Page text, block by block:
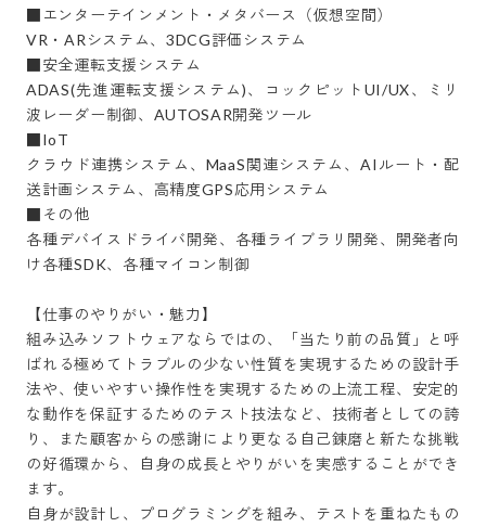
■エンターテインメント・メタバース（仮想空間）
VR・ARシステム、3DCG評価システム
■安全運転支援システム
ADAS(先進運転支援システム)、コックピットUI/UX、ミリ
波レーダー制御、AUTOSAR開発ツール
■IoT
クラウド連携システム、MaaS関連システム、AIルート・配
送計画システム、高精度GPS応用システム
■その他
各種デバイスドライバ開発、各種ライブラリ開発、開発者向
け各種SDK、各種マイコン制御
【仕事のやりがい・魅力】
組み込みソフトウェアならではの、「当たり前の品質」と呼
ばれる極めてトラブルの少ない性質を実現するための設計手
法や、使いやすい操作性を実現するための上流工程、安定的
な動作を保証するためのテスト技法など、技術者としての誇
り、また顧客からの感謝により更なる自己錬磨と新たな挑戦
の好循環から、自身の成長とやりがいを実感することができ
ます。
自身が設計し、プログラミングを組み、テストを重ねたもの